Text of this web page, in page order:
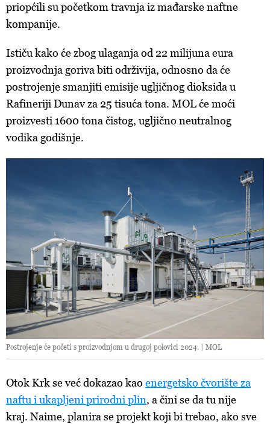
priopćili su početkom travnja iz mađarske naftne
kompanije.
Ističu kako će zbog ulaganja od 22 milijuna eura
proizvodnja goriva biti održivija, odnosno da će
postrojenje smanjiti emisije ugljičnog dioksida u
Rafineriji Dunav za 25 tisuća tona. MOL će moći
proizvesti 1600 tona čistog, ugljično neutralnog
vodika godišnje.
Postrojenje će početi s proizvodnjom u drugoj polovici 2024. | MOL
Otok Krk se već dokazao kao energetsko čvorište za
naftu i ukapljeni prirodni plin, a čini se da tu nije
kraj. Naime, planira se projekt koji bi trebao, ako sve